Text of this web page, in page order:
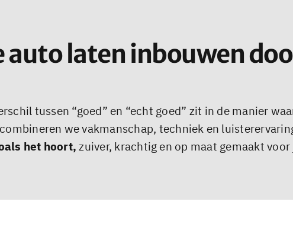
laten inbouwen
tussen “goed” en “echt goed” zit in de manier
we vakmanschap, techniek en
het hoort, zuiver, krachtig en op maat gemaakt